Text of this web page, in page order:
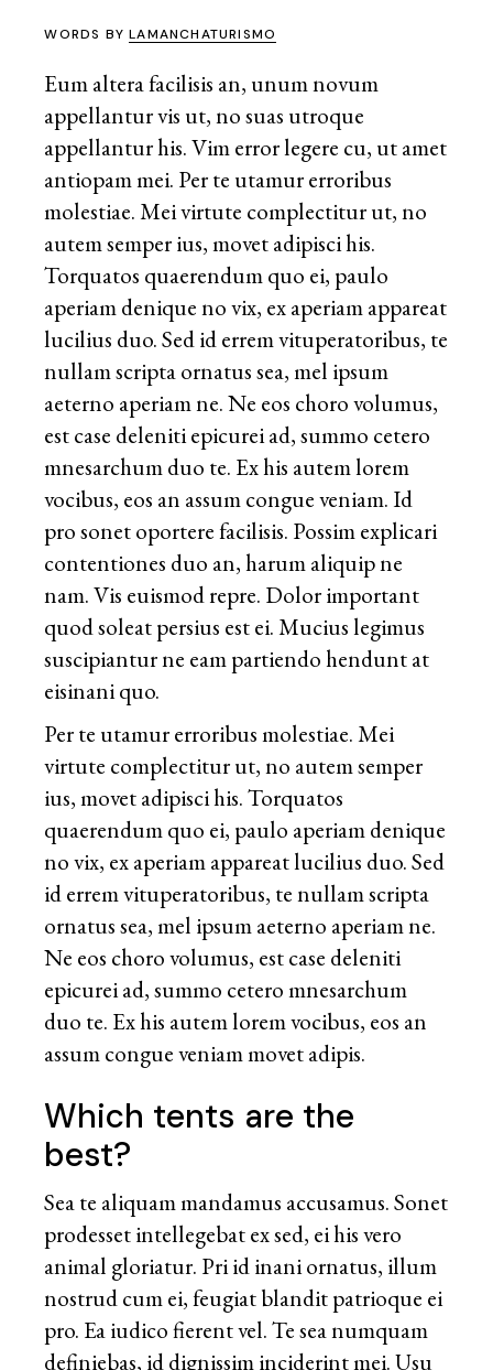
WORDS BYLAMANCHATURISMO
Eum altera facilisis an, unum novum
appellantur vis ut, no suas utroque
appellantur his. Vim error legere cu, ut amet
antiopam mei. Per te utamur erroribus
molestiae. Mei virtute complectitur ut, no
autem semper ius, movet adipisci his.
Torquatos quaerendum quo ei, paulo
aperiam denique no vix, ex aperiam appareat
lucilius duo. Sed id errem vituperatoribus, te
nullam scripta ornatus sea, mel ipsum
aeterno aperiam ne. Ne eos choro volumus,
est case deleniti epicurei ad, summo cetero
mnesarchum duo te. Ex his autem lorem
vocibus, eos an assum congue veniam. Id
pro sonet oportere facilisis. Possim explicari
contentiones duo an, harum aliquip ne
nam. Vis euismod repre. Dolor important
quod soleat persius est ei. Mucius legimus
suscipiantur ne eam partiendo hendunt at
eisinani quo.
Per te utamur erroribus molestiae. Mei
virtute complectitur ut, no autem semper
ius, movet adipisci his. Torquatos
quaerendum quo ei, paulo aperiam denique
no vix, ex aperiam appareat lucilius duo. Sed
id errem vituperatoribus, te nullam scripta
ornatus sea, mel ipsum aeterno aperiam ne.
Ne eos choro volumus, est case deleniti
epicurei ad, summo cetero mnesarchum
duo te. Ex his autem lorem vocibus, eos an
assum congue veniam movet adipis.
Which tents are the
best?
Sea te aliquam mandamus accusamus. Sonet
prodesset intellegebat ex sed, ei his vero
animal gloriatur. Pri id inani ornatus, illum
nostrud cum ei, feugiat blandit patrioque ei
pro. Ea iudico fierent vel. Te sea numquam
definiebas, id dignissim inciderint mei. Usu